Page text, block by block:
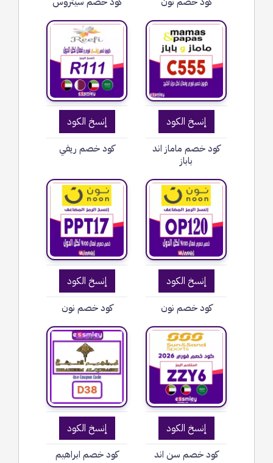
إنسخ الكود
كود خصم ماماز اند
باباز
إنسخ الكود
كود خصم ريفي
إنسخ الكود
كود خصم نون
إنسخ الكود
كود خصم نون
إنسخ الكود
كود خصم سن اند
إنسخ الكود
كود خصم ابراهيم